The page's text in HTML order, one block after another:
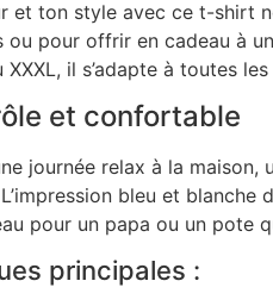
et ton style avec ce t-shirt
ou pour offrir en cadeau à
XXXL, il s’adapte à toutes
et confortable
journée relax à la
bleu et
pour un papa ou un pote
principales :